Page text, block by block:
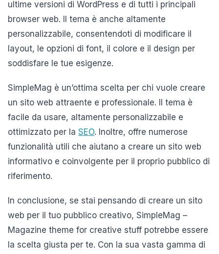
ultime versioni di WordPress e di tutti i principali
browser web. Il tema è anche altamente
personalizzabile, consentendoti di modificare il
layout, le opzioni di font, il colore e il design per
soddisfare le tue esigenze.
SimpleMag è un’ottima scelta per chi vuole creare
un sito web attraente e professionale. Il tema è
facile da usare, altamente personalizzabile e
ottimizzato per la SEO. Inoltre, offre numerose
funzionalità utili che aiutano a creare un sito web
informativo e coinvolgente per il proprio pubblico di
riferimento.
In conclusione, se stai pensando di creare un sito
web per il tuo pubblico creativo, SimpleMag –
Magazine theme for creative stuff potrebbe essere
la scelta giusta per te. Con la sua vasta gamma di